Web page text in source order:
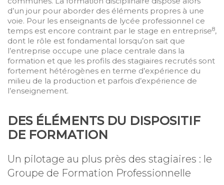
d’un jour pour aborder des éléments propres à une
voie. Pour les enseignants de lycée professionnel ce
temps est encore contraint par le stage en entreprise8,
dont le rôle est fondamental lorsqu’on sait que
l’entreprise occupe une place centrale dans la
formation et que les profils des stagiaires recrutés sont
fortement hétérogènes en terme d’expérience du
milieu de la production et parfois d’expérience de
l’enseignement.
DES ÉLÉMENTS DU DISPOSITIF
DE FORMATION
Un pilotage au plus près des stagiaires : le
Groupe de Formation Professionnelle